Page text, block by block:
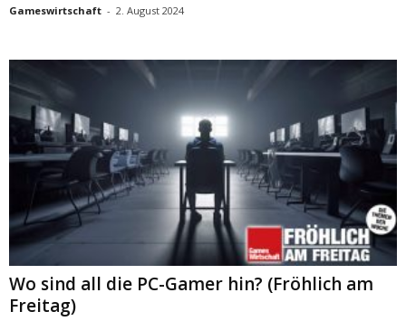
Gameswirtschaft - 2. August 2024
Wo sind all die PC-Gamer hin? (Fröhlich am
Freitag)